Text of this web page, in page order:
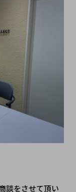
談をさせて頂い